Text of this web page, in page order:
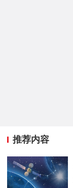
推荐内容